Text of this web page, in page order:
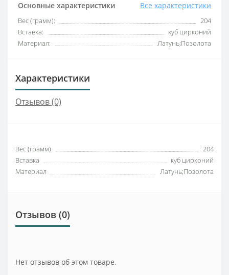
Основные характеристики Все характеристики
Вес (грамм):
204
Вставка:
куб цирконий
Материал:
Латунь;Позолота
Характеристики
Отзывов (0)
Вес (грамм)
204
Вставка
куб цирконий
Материал
Латунь;Позолота
Отзывов (0)
Нет отзывов об этом товаре.